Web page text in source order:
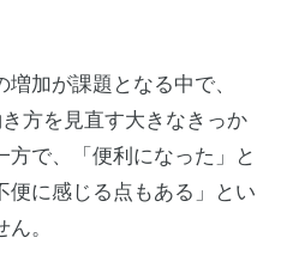
加が課題となる中で、
方を見直す大きなきっか
方で、「便利になった」と
便に感じる点もある」とい
。